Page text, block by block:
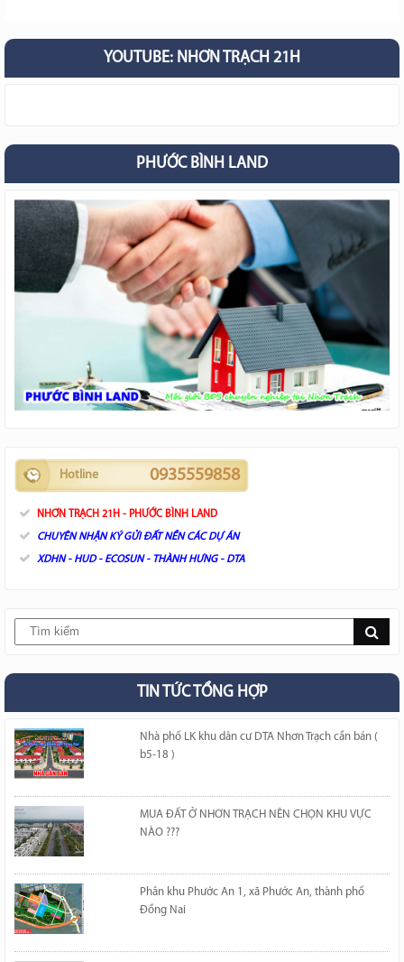
YOUTUBE: NHƠN TRẠCH 21H
PHƯỚC BÌNH LAND
Hotline 0935559858
NHƠN TRẠCH 21H - PHƯỚC BÌNH LAND
CHUYÊN NHẬN KÝ GỬI ĐẤT NỀN CÁC DỰ ÁN
XDHN - HUD - ECOSUN - THÀNH HƯNG - DTA
TIN TỨC TỔNG HỢP
Nhà phố LK khu dân cư DTA Nhơn Trạch cần bán (
b5-18 )
MUA ĐẤT Ở NHƠN TRẠCH NÊN CHỌN KHU VỰC
NÀO ???
Phân khu Phước An 1, xã Phước An, thành phố
Đồng Nai